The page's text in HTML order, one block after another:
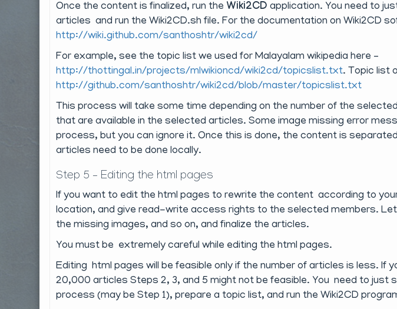
Once the content is finalized, run the Wiki2CD application. You need to
articles and run the Wiki2CD.sh file. For the documentation on Wiki2CD
http://wiki.github.com/santhoshtr/wiki2cd/
For example, see the topic list we used for Malayalam wikipedia here –
http://thottingal.in/projects/mlwikioncd/wiki2cd/topicslist.txt. Topic list
http://github.com/santhoshtr/wiki2cd/blob/master/topicslist.txt
This process will take some time depending on the number of the
that are available in the selected articles. Some image missing error
process, but you can ignore it. Once this is done, the content is
articles need to be done locally.
Step 5 – Editing the html pages
If you want to edit the html pages to rewrite the content according to
location, and give read-write access rights to the selected members.
the missing images, and so on, and finalize the articles.
You must be extremely careful while editing the html pages.
Editing html pages will be feasible only if the number of articles is less. If
20,000 articles Steps 2, 3, and 5 might not be feasible. You need to just
process (may be Step 1), prepare a topic list, and run the Wiki2CD